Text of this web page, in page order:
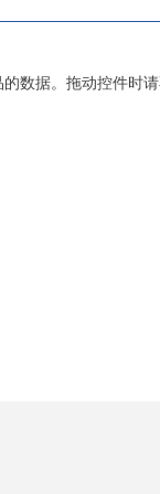
数据。拖动控件时